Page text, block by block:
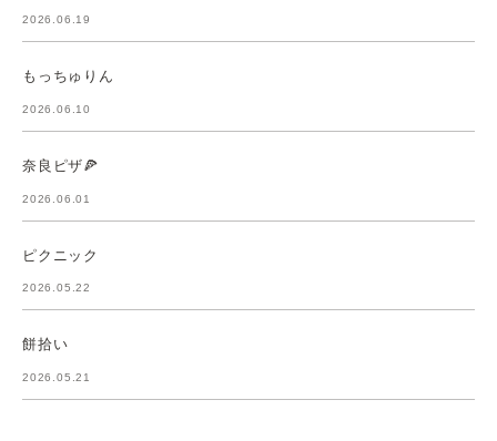
2026.06.19
もっちゅりん
2026.06.10
奈良ピザ🍕
2026.06.01
ピクニック
2026.05.22
餅拾い
2026.05.21